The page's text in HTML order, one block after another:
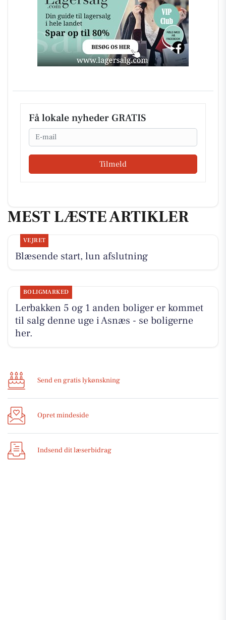
Få lokale nyheder GRATIS
Email
Tilmeld
MEST LÆSTE ARTIKLER
VEJRET
Blæsende start, lun afslutning
BOLIGMARKED
Lerbakken 5 og 1 anden boliger er kommet
til salg denne uge i Asnæs - se boligerne
her.
Send en gratis lykønskning
Opret mindeside
Indsend dit læserbidrag